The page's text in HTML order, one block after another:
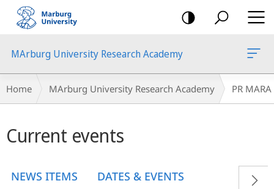
mobile
navigation
MArburg University Research Academy
Breadcrumb-
Navigation
Home MArburg University Research Academy PR MARA
content
Current events
NEWS ITEMS DATES & EVENTS